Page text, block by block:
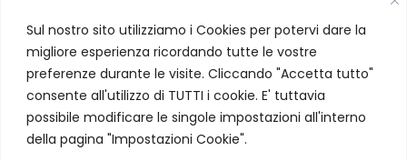
Sul nostro sito utilizziamo i Cookies per potervi dare la
migliore esperienza ricordando tutte le vostre
preferenze durante le visite. Cliccando "Accetta tutto"
consente all'utilizzo di TUTTI i cookie. E' tuttavia
possibile modificare le singole impostazioni all'interno
della pagina "Impostazioni Cookie".
Trieste (TS)
Partita Iva 01384031009
Codice Fiscale 05284670584
Codice SDI USAL8PV – Rif. Amm. TC025
LINK UTILI